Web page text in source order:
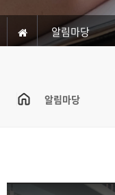
알림마당
알림마당